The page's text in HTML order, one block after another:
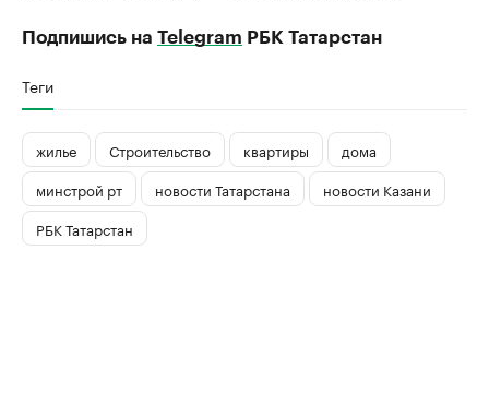
Подпишись на Telegram РБК Татарстан
Теги
жилье Строительство квартиры
дома
минстрой рт
новости Татарстана
новости Казани
РБК Татарстан